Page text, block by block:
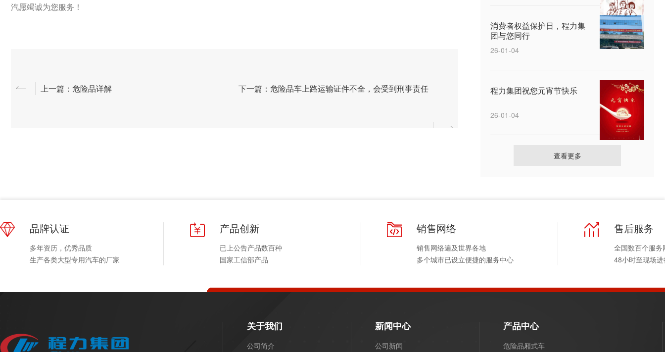
汽愿竭诚为您服务！
上一篇：危险品详解 下一篇：危险品车上路运输证件不全，会受到刑事责任
消费者权益保护日，程力集
团与您同行
26-01-04
程力集团祝您元宵节快乐
26-01-04
查看更多
品牌认证
多年资历，优秀品质
生产各类大型专用汽车的厂家
产品创新
已上公告产品数百种
国家工信部产品
销售网络
销售网络遍及世界各地
多个城市已设立便捷的服务中心
售后服务
全国数百个服务
48小时至现场
关于我们
公司简介
新闻中心
公司新闻
产品中心
危险品厢式车